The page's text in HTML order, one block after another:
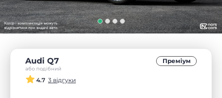
Audi Q7
або подібний
Преміум
4.7 3 відгуки